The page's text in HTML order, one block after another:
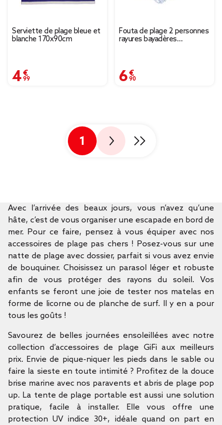
Serviette de plage bleue et
blanche 170x90cm
4,99 €
Fouta de plage 2 personnes
rayures bayadères
6,90 €
1
Avec l’arrivée des beaux jours, vous n’avez qu’une
hâte, c’est de vous organiser une escapade en bord de
mer. Pour ce faire, pensez à vous équiper avec nos
accessoires de plage pas chers ! Posez-vous sur une
natte de plage avec dossier, parfait si vous avez envie
de bouquiner. Choisissez un parasol léger et robuste
afin de vous protéger des rayons du soleil. Vos
enfants se feront une joie de tester nos matelas en
forme de licorne ou de planche de surf. Il y en a pour
tous les goûts !
Savourez de belles journées ensoleillées avec notre
collection d’accessoires de plage GiFi aux meilleurs
prix. Envie de pique-niquer les pieds dans le sable ou
faire la sieste en toute intimité ? Profitez de la douce
brise marine avec nos paravents et abris de plage pop
up. La tente de plage portable est aussi une solution
pratique, facile à installer. Elle vous offre une
protection UV indice 30+, idéale quand on part en